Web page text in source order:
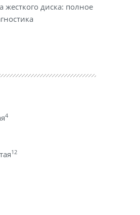
жесткого диска: полное
4
12